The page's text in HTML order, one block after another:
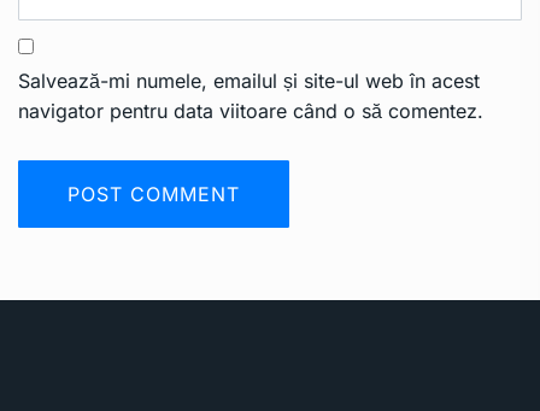
Salvează-mi numele, emailul și site-ul web în acest
navigator pentru data viitoare când o să comentez.